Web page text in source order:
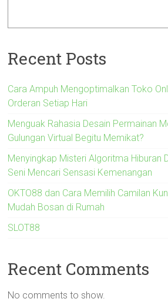
Recent Posts
Cara Ampuh Mengoptimalkan Toko
Orderan Setiap Hari
Menguak Rahasia Desain Permainan
Gulungan Virtual Begitu Memikat?
Menyingkap Misteri Algoritma Hiburan
Seni Mencari Sensasi Kemenangan
OKTO88 dan Cara Memilih Camilan
Mudah Bosan di Rumah
SLOT88
Recent Comments
No comments to show.